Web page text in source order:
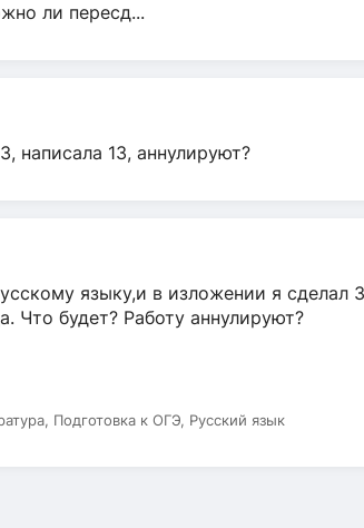
ли пересд...
написала 13, аннулируют?
языку,и в изложении я сделал
Что будет? Работу аннулируют?
Подготовка к ОГЭ, Русский язык